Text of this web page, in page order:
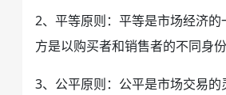
2、平等原则：平等是市场经济
方是以购买者和销售者的不同身
3、公平原则：公平是市场交易